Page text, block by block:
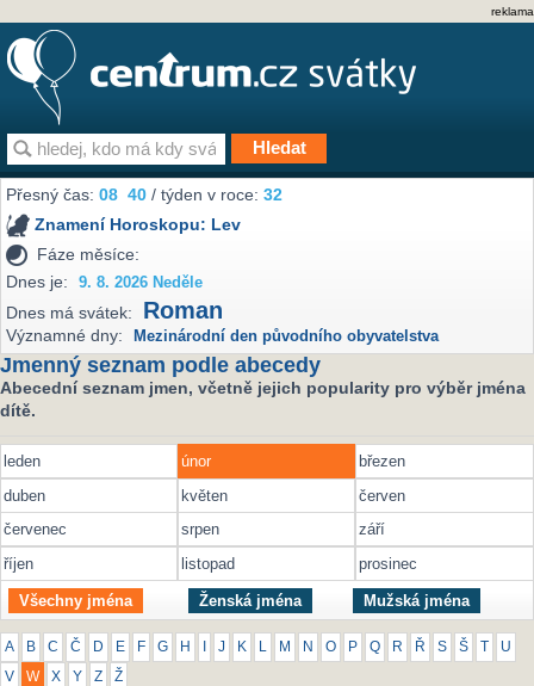
reklama
Přesný čas:08 40 / týden v roce:32
Znamení Horoskopu: Lev
Fáze měsíce:
Dnes je:
9. 8. 2026 Neděle
Dnes má svátek: Roman
Významné dny: Mezinárodní den původního obyvatelstva
Jmenný seznam podle abecedy
Abecední seznam jmen, včetně jejich popularity pro výběr jména
dítě.
leden únor
březen
duben
květen
červen
červenec
srpen
září
říjen
listopad prosinec
Všechny jména Ženská jména Mužská jména
A B C Č D E F G H J K M N O P Q R Ř S Š U
V W X Y Z Ž